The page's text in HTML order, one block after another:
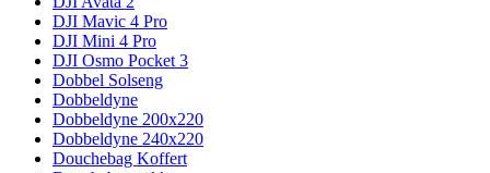
DJI Mavic 4 Pro
DJI Mini 4 Pro
DJI Osmo Pocket 3
Dobbel Solseng
Dobbeldyne
Dobbeldyne 200x220
Dobbeldyne 240x220
Douchebag Koffert